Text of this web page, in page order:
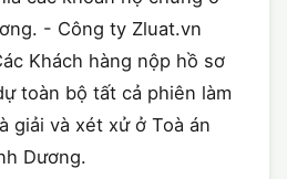
- Công ty Zluat.vn
Khách hàng nộp hồ sơ
toàn bộ tất cả phiên làm
giải và xét xử ở Toà án
Dương.